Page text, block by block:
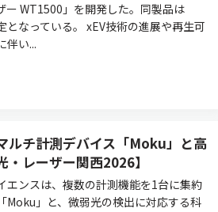
ー WT1500」を開発した。同製品は
なっている。 xEV技術の進展や再生可
伴い...
ルチ計測デバイス「Moku」と高
レーザー関西2026】
エンスは、複数の計測機能を1台に集約
Moku」と、微弱光の検出に対応する科